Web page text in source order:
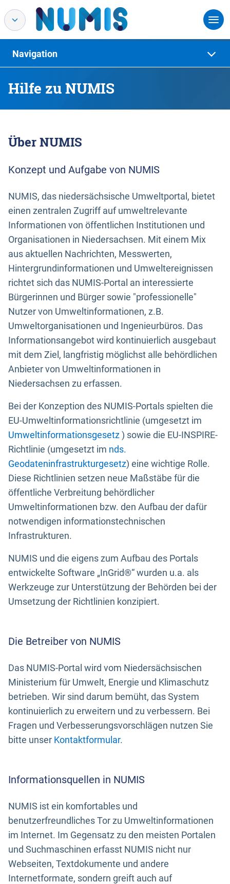
Hilfe zu NUMIS
Navigation
Über NUMIS
Konzept und Aufgabe von NUMIS
NUMIS, das niedersächsische Umweltportal, bietet
einen zentralen Zugriff auf umweltrelevante
Informationen von öffentlichen Institutionen und
Organisationen in Niedersachsen. Mit einem Mix
aus aktuellen Nachrichten, Messwerten,
Hintergrundinformationen und Umweltereignissen
richtet sich das NUMIS-Portal an interessierte
Bürgerinnen und Bürger sowie "professionelle"
Nutzer von Umweltinformationen, z.B.
Umweltorganisationen und Ingenieurbüros. Das
Informationsangebot wird kontinuierlich ausgebaut
mit dem Ziel, langfristig möglichst alle behördlichen
Anbieter von Umweltinformationen in
Niedersachsen zu erfassen.
Bei der Konzeption des NUMIS-Portals spielten die
EU-Umweltinformationsrichtlinie (umgesetzt im
Umweltinformationsgesetz) sowie die EU-INSPIRE-
Richtlinie (umgesetzt im nds.
Geodateninfrastrukturgesetz) eine wichtige Rolle.
Diese Richtlinien setzen neue Maßstäbe für die
öffentliche Verbreitung behördlicher
Umweltinformationen bzw. den Aufbau der dafür
notwendigen informationstechnischen
Infrastrukturen.
NUMIS und die eigens zum Aufbau des Portals
entwickelte Software „InGrid®“ wurden u.a. als
Werkzeuge zur Unterstützung der Behörden bei der
Umsetzung der Richtlinien konzipiert.
Die Betreiber von NUMIS
Das NUMIS-Portal wird vom Niedersächsischen
Ministerium für Umwelt, Energie und Klimaschutz
betrieben. Wir sind darum bemüht, das System
kontinuierlich zu erweitern und zu verbessern. Bei
Fragen und Verbesserungsvorschlägen nutzen Sie
bitte unser Kontaktformular.
Informationsquellen in NUMIS
NUMIS ist ein komfortables und
benutzerfreundliches Tor zu Umweltinformationen
im Internet. Im Gegensatz zu den meisten Portalen
und Suchmaschinen erfasst NUMIS nicht nur
Webseiten, Textdokumente und andere
Internetformate, sondern greift auch auf